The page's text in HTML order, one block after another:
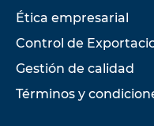
Ética empresarial
Control de
Gestión de calidad
Términos y